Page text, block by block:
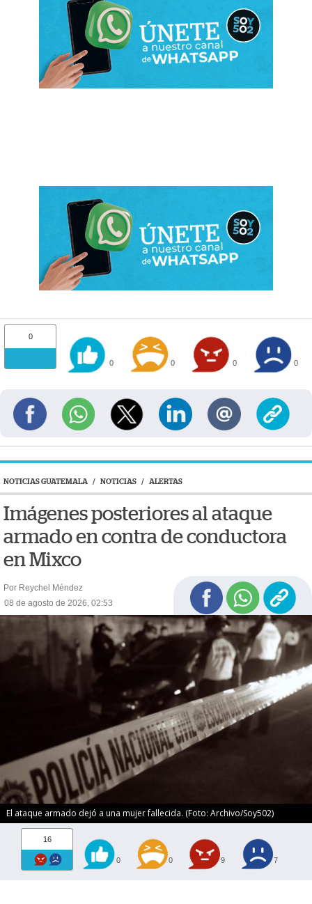
0
0 0 0 0
NOTICIAS GUATEMALA / NOTICIAS / ALERTAS
Imágenes posteriores al ataque
armado en contra de conductora
en Mixco
Por Reychel Méndez
08 de agosto de 2026, 02:53
El ataque armado dejó a una mujer fallecida. (Foto: Archivo/Soy502)
16
0 0 9 7